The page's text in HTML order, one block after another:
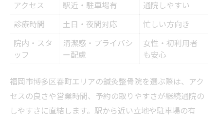
アクセス 駅近・駐車場有
通院しやすい
診療時間
土日・夜間対応
忙しい方向き
院内・スタ
ッフ
清潔感・プライバシ
ー配慮
女性・初利用者
も安心
福岡市博多区春町エリアの鍼灸整骨院を選ぶ際は、アク
セスの良さや営業時間、予約の取りやすさが継続通院の
しやすさに直結します。駅から近い立地や駐車場の有